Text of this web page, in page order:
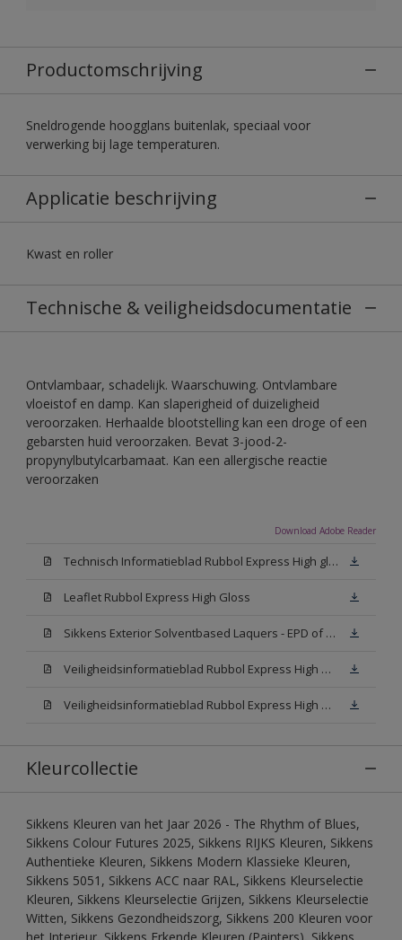
Productomschrijving
Sneldrogende hoogglans buitenlak, speciaal voor
verwerking bij lage temperaturen.
Applicatie beschrijving
Kwast en roller
Technische & veiligheidsdocumentatie
Ontvlambaar, schadelijk. Waarschuwing. Ontvlambare
vloeistof en damp. Kan slaperigheid of duizeligheid
veroorzaken. Herhaalde blootstelling kan een droge of een
gebarsten huid veroorzaken. Bevat 3-jood-2-
propynylbutylcarbamaat. Kan een allergische reactie
veroorzaken
Download Adobe Reader
Technisch Informatieblad Rubbol Express High gloss (New Livery) (PDF)
Leaflet Rubbol Express High Gloss
Sikkens Exterior Solventbased Laquers - EPD of Milieuproductverklaring
Veiligheidsinformatieblad Rubbol Express High Gloss W05 (MSDS)
Veiligheidsinformatieblad Rubbol Express High Gloss N00 (MSDS)
Kleurcollectie
Sikkens Kleuren van het Jaar 2026 - The Rhythm of Blues,
Sikkens Colour Futures 2025, Sikkens RIJKS Kleuren, Sikkens
Authentieke Kleuren, Sikkens Modern Klassieke Kleuren,
Sikkens 5051, Sikkens ACC naar RAL, Sikkens Kleurselectie
Kleuren, Sikkens Kleurselectie Grijzen, Sikkens Kleurselectie
Witten, Sikkens Gezondheidszorg, Sikkens 200 Kleuren voor